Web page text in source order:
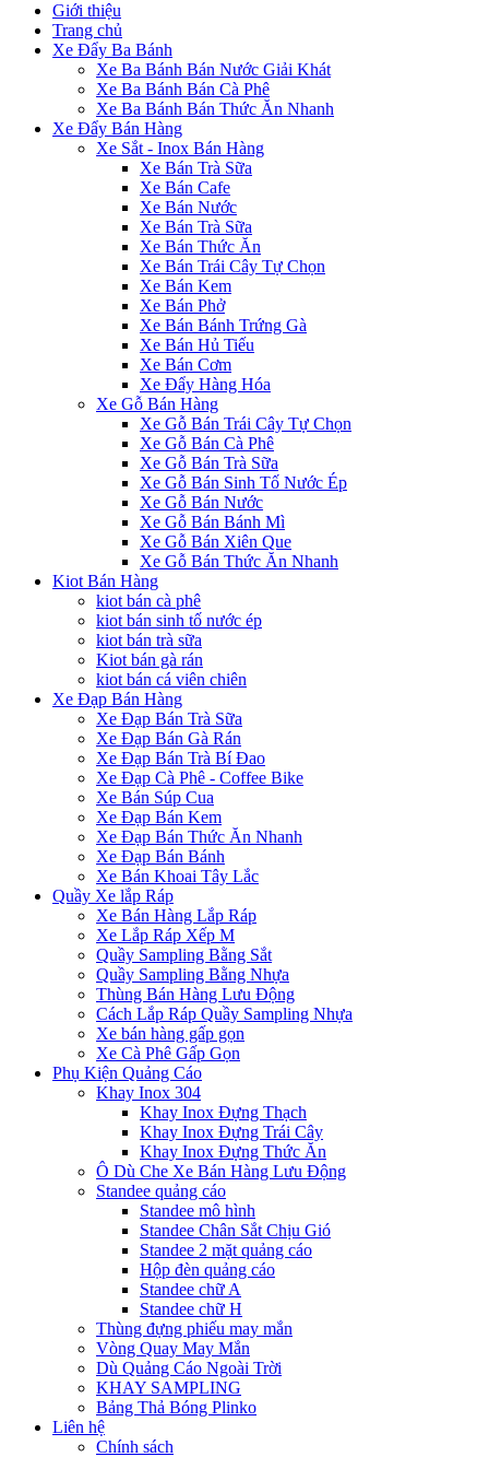
Giới thiệu
Trang chủ
Xe Đẩy Ba Bánh
Xe Ba Bánh Bán Nước Giải Khát
Xe Ba Bánh Bán Cà Phê
Xe Ba Bánh Bán Thức Ăn Nhanh
Xe Đẩy Bán Hàng
Xe Sắt - Inox Bán Hàng
Xe Bán Trà Sữa
Xe Bán Cafe
Xe Bán Nước
Xe Bán Trà Sữa
Xe Bán Thức Ăn
Xe Bán Trái Cây Tự Chọn
Xe Bán Kem
Xe Bán Phở
Xe Bán Bánh Trứng Gà
Xe Bán Hủ Tiếu
Xe Bán Cơm
Xe Đẩy Hàng Hóa
Xe Gỗ Bán Hàng
Xe Gỗ Bán Trái Cây Tự Chọn
Xe Gỗ Bán Cà Phê
Xe Gỗ Bán Trà Sữa
Xe Gỗ Bán Sinh Tố Nước Ép
Xe Gỗ Bán Nước
Xe Gỗ Bán Bánh Mì
Xe Gỗ Bán Xiên Que
Xe Gỗ Bán Thức Ăn Nhanh
Kiot Bán Hàng
kiot bán cà phê
kiot bán sinh tố nước ép
kiot bán trà sữa
Kiot bán gà rán
kiot bán cá viên chiên
Xe Đạp Bán Hàng
Xe Đạp Bán Trà Sữa
Xe Đạp Bán Gà Rán
Xe Đạp Bán Trà Bí Đao
Xe Đạp Cà Phê - Coffee Bike
Xe Bán Súp Cua
Xe Đạp Bán Kem
Xe Đạp Bán Thức Ăn Nhanh
Xe Đạp Bán Bánh
Xe Bán Khoai Tây Lắc
Quầy Xe lắp Ráp
Xe Bán Hàng Lắp Ráp
Xe Lắp Ráp Xếp M
Quầy Sampling Bằng Sắt
Quầy Sampling Bằng Nhựa
Thùng Bán Hàng Lưu Động
Cách Lắp Ráp Quầy Sampling Nhựa
Xe bán hàng gấp gọn
Xe Cà Phê Gấp Gọn
Phụ Kiện Quảng Cáo
Khay Inox 304
Khay Inox Đựng Thạch
Khay Inox Đựng Trái Cây
Khay Inox Đựng Thức Ăn
Ô Dù Che Xe Bán Hàng Lưu Động
Standee quảng cáo
Standee mô hình
Standee Chân Sắt Chịu Gió
Standee 2 mặt quảng cáo
Hộp đèn quảng cáo
Standee chữ A
Standee chữ H
Thùng đựng phiếu may mắn
Vòng Quay May Mắn
Dù Quảng Cáo Ngoài Trời
KHAY SAMPLING
Bảng Thả Bóng Plinko
Liên hệ
Chính sách